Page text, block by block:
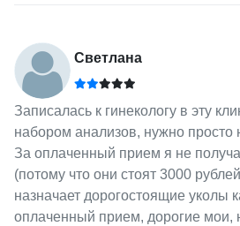
Светлана
Записалась к гинекологу в эту
набором анализов, нужно просто
За оплаченный прием я не
(потому что они стоят 3000
назначает дорогостоящие уколы
оплаченный прием, дорогие мои,